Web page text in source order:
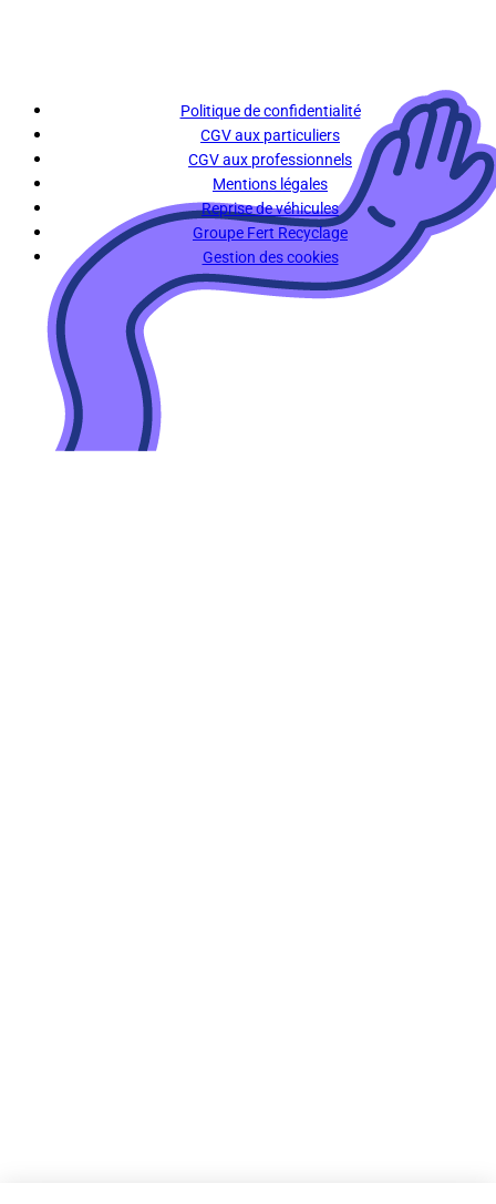
Politique de confidentialité
CGV aux particuliers
CGV aux professionnels
Mentions légales
Reprise de véhicules
Groupe Fert Recyclage
Gestion des cookies